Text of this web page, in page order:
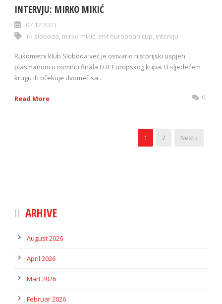
INTERVJU: MIRKO MIKIĆ
07 12 2023
rk sloboda, mirko mikić, ehf european cup, intervju
Rukometni klub Sloboda već je ostvario historijski uspjeh
plasmanom u osminu finala EHF Europskog kupa. U sljedećem
krugu ih očekuje dvomeč sa...
Read More 0
1 2 Next ›
ARHIVE
August 2026
April 2026
Mart 2026
Februar 2026